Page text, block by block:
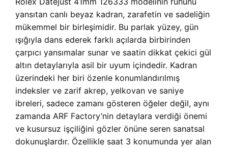
yansıtan canlı beyaz kadran, zarafetin ve sadeliğin
mükemmel bir birleşimidir. Bu parlak yüzey, gün
ışığıyla dans ederek farklı açılarda birbirinden
çarpıcı yansımalar sunar ve saatin dikkat çekici gül
altın detaylarıyla asil bir uyum içindedir. Kadran
üzerindeki her biri özenle konumlandırılmış
indeksler ve zarif akrep, yelkovan ve saniye
ibreleri, sadece zamanı gösteren öğeler değil, aynı
zamanda ARF Factory’nin detaylara verdiği önemi
ve kusursuz işçiliğini gözler önüne seren sanatsal
dokunuşlardır. Özellikle saat 3 konumunda yer alan